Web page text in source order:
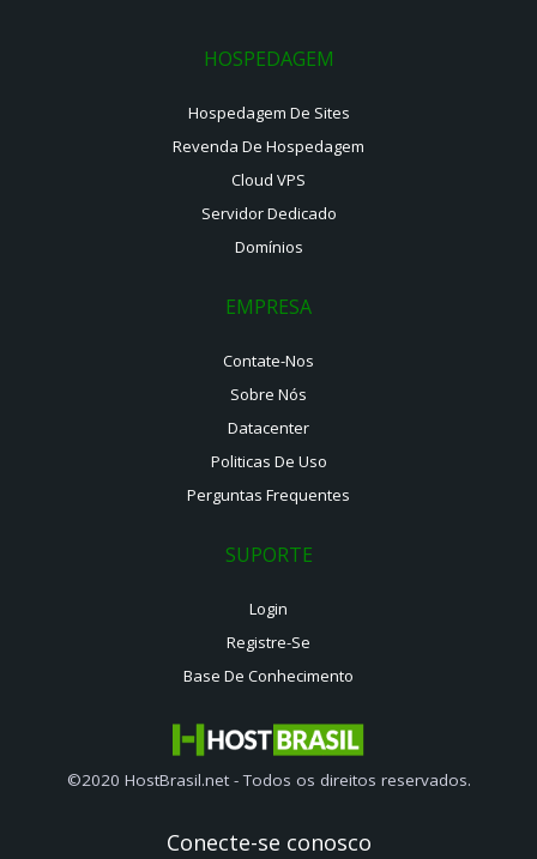
HOSPEDAGEM
Hospedagem De Sites
Revenda De Hospedagem
Cloud VPS
Servidor Dedicado
Domínios
EMPRESA
Contate-Nos
Sobre Nós
Datacenter
Politicas De Uso
Perguntas Frequentes
SUPORTE
Login
Registre-Se
Base De Conhecimento
©2020 HostBrasil.net - Todos os direitos reservados.
Conecte-se conosco